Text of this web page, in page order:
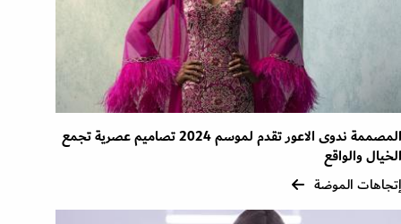
المصممة ندوى الاعور تقدم لموسم 2024 تصاميم عصرية تجمع
الخيال والواقع
إتجاهات الموضة